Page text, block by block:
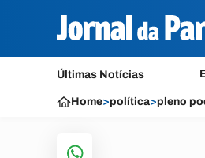
Últimas Notícias
Home>política>pleno